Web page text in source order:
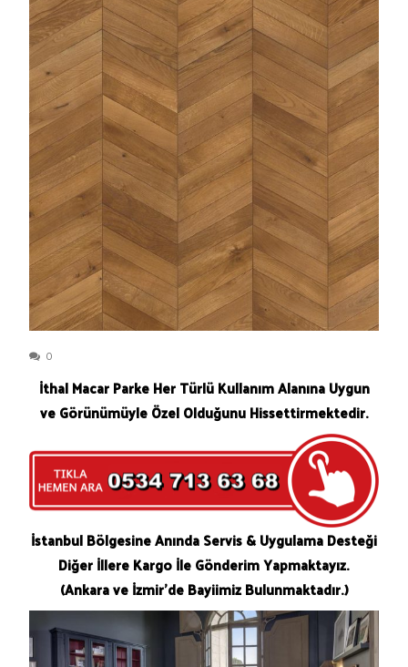
0
İthal Macar Parke Her Türlü Kullanım Alanına Uygun
ve Görünümüyle Özel Olduğunu Hissettirmektedir.
İstanbul Bölgesine Anında Servis & Uygulama Desteği
Diğer İllere Kargo İle Gönderim Yapmaktayız.
(Ankara ve İzmir’de Bayiimiz Bulunmaktadır.)